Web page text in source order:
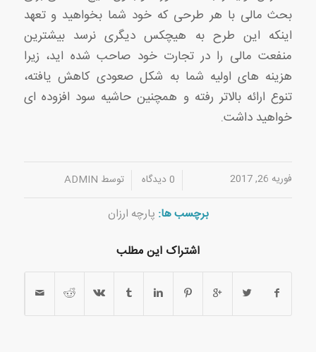
بحث مالی با هر طرحی که خود شما بخواهید و تعهد
اینکه این طرح به هیچکس دیگری نرسد بیشترین
منفعت مالی را در تجارت خود صاحب شده اید، زیرا
هزینه های اولیه شما به شکل صعودی کاهش یافته،
تنوع ارائه بالاتر رفته و همچنین حاشیه سود افزوده ای
خواهید داشت.
فوریه 26, 2017 0 دیدگاه/ توسط ADMIN
برچسب ها: پارچه ارزان
اشتراک این مطلب